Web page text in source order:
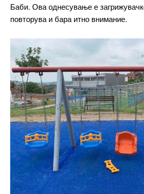
Баби. Ова однесување е
повторува и бара итно внимание.